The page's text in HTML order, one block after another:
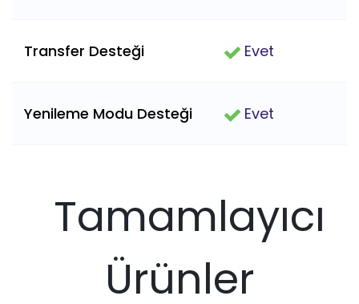
Transfer Desteği Evet
Yenileme Modu Desteği Evet
Tamamlayıcı
Ürünler